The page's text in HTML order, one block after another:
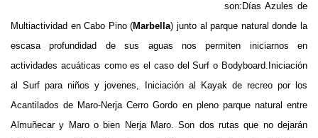
son: Días Azules de
Multiactividad en Cabo Pino (Marbella) junto al parque natural donde la
escasa profundidad de sus aguas nos permiten iniciarnos en
actividades acuáticas como es el caso del Surf o Bodyboard.Iniciación
al Surf para niños y jovenes, Iniciación al Kayak de recreo por los
Acantilados de Maro-Nerja Cerro Gordo en pleno parque natural entre
Almuñecar y Maro o bien Nerja Maro. Son dos rutas que no dejarán